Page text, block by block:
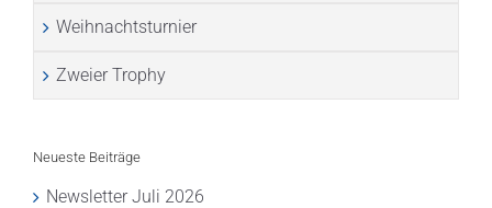
Weihnachtsturnier
Zweier Trophy
Neueste Beiträge
Newsletter Juli 2026